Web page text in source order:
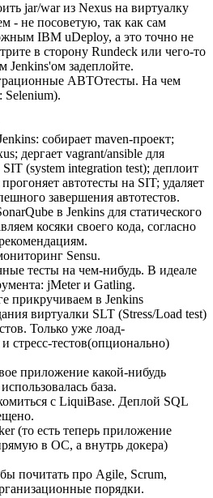
jar/war из Nexus на виртуалку
- не посоветую, так как сам
IBM uDeploy, а это точно не
в сторону Rundeck или чего-то
Jenkins'ом задеплойте.
АВТОтесты. На чем
Selenium).
собирает maven-проект;
дергает vagrant/ansible для
(system integration test); деплоит
автотесты на SIT; удаляет
завершения автотестов.
в Jenkins для статического
косяки своего кода, согласно
Sensu.
тесты на чем-нибудь. В идеале
jMeter и Gatling.
прикручиваем в Jenkins
виртуалки SLT (Stress/Load test)
Только уже лоад-
и стресс-тестов(опционально)
приложение какой-нибудь
база.
с LiquiBase. Деплой SQL
(то есть теперь приложение
в ОС, а внутрь докера)
почитать про Agile, Scrum,
порядки.